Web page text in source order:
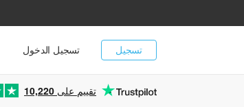
تسجيل تسجيل الدخول
10,220 تقييم على